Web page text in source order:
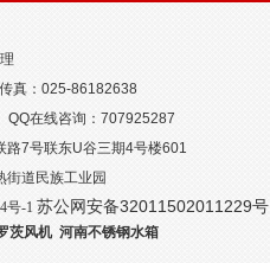
真：025-86182638
在线咨询：707925287
路7号联东U谷三期4号楼601
街道民族工业园
号-1 苏公网安备32011502011229号
茨风机 河南不锈钢水箱